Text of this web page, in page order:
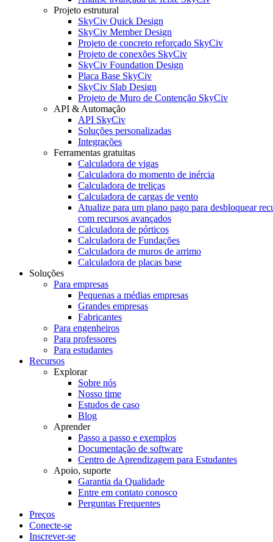
Projeto estrutural
SkyCiv Quick Design
SkyCiv Member Design
Projeto de concreto reforçado SkyCiv
Projeto de conexões SkyCiv
SkyCiv Foundation Design
Placa Base SkyCiv
SkyCiv Slab Design
Projeto de Muro de Contenção SkyCiv
API & Automação
API SkyCiv
Soluções personalizadas
Integrações
Ferramentas gratuitas
Calculadora de vigas
Calculadora do momento de inércia
Calculadora de treliças
Calculadora de cargas de vento
Atualize para um plano pago para desbloquear
com recursos avançados
Calculadora de pórticos
Calculadora de Fundações
Calculadora de muros de arrimo
Calculadora de placas base
Soluções
Para empresas
Pequenas a médias empresas
Grandes empresas
Fabricantes
Para engenheiros
Para professores
Para estudantes
Recursos
Explorar
Sobre nós
Nosso time
Estudos de caso
Blog
Aprender
Passo a passo e exemplos
Documentação de software
Centro de Aprendizagem para Estudantes
Apoio, suporte
Garantia da Qualidade
Entre em contato conosco
Perguntas Frequentes
Preços
Conecte-se
Inscrever-se